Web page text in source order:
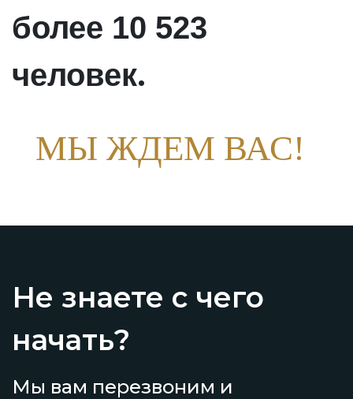
более 10 523
человек.
МЫ ЖДЕМ ВАС!
Не знаете с чего
начать?
Мы вам перезвоним и